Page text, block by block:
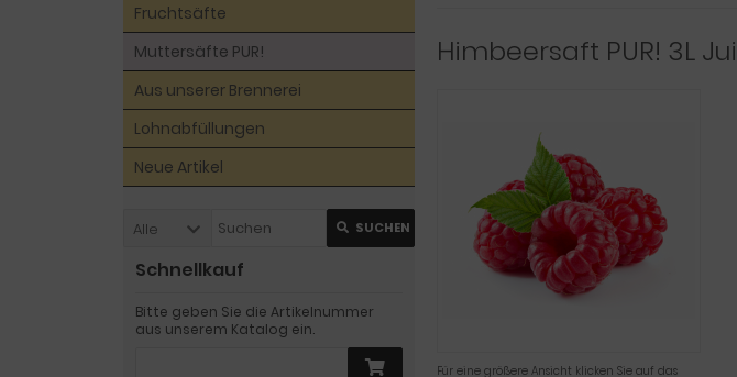
Himbeersaft PUR! 3L
Für eine größere Ansicht klicken Sie auf das
Fruchtsäfte
Muttersäfte PUR!
Aus unserer Brennerei
Lohnabfüllungen
Neue Artikel
Alle SUCHEN
Schnellkauf
Bitte geben Sie die Artikelnummer
aus unserem Katalog ein.